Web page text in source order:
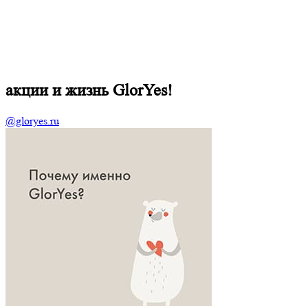
акции и жизнь GlorYes!
@gloryes.ru